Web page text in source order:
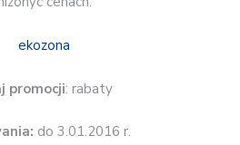
promocji: rabaty
do 3.01.2016 r.